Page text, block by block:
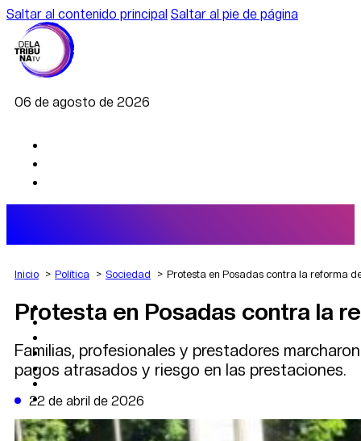
Saltar al contenido principal Saltar al pie de página
06 de agosto de 2026
AGRO
DEPORTES
POLÍTICA
CAMBIO CLIMÁTICO
DE LA TRIBUNA TV
Inicio Política Sociedad Protesta en Posadas contra la reforma
Protesta en Posadas contra la
Familias, profesionales y prestadores
pagos atrasados y riesgo en las prestaciones.
22 de abril de 2026